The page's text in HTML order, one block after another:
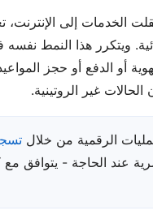
الخدمات إلى الإنترنت،
ويتكرر هذا النمط
أو الدفع أو حجز
الحالات غير الروتينية.
الرقمية من خلال
عند الحاجة - يتوافق